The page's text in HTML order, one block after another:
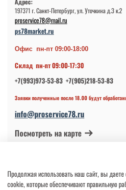
197371 г. Санкт-Петербург, ул. Уточкина д.3 к.2
proservice78@mail.ru
ps78market.ru
Офис пн-пт 09:00-18:00
Склад пн-пт 09:00-17:30
+7(993)973-53-83 +7(905)218-53-83
Заявки полученные после 18.00 будут
info@proservice78.ru
Посмотреть на карте
ОГРНИП 317784700113997 от
Продолжая использовать наш сайт, вы даете
cookie, которые обеспечивают правильную